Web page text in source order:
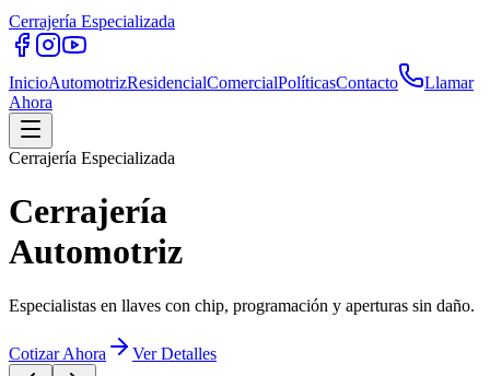
Cerrajería Especializada
InicioAutomotrizResidencialComercialPolíticasContacto
Llamar
Ahora
Cerrajería Especializada
Cerrajería
Automotriz
Especialistas en llaves con chip, programación y aperturas sin daño.
Cotizar Ahora Ver Detalles